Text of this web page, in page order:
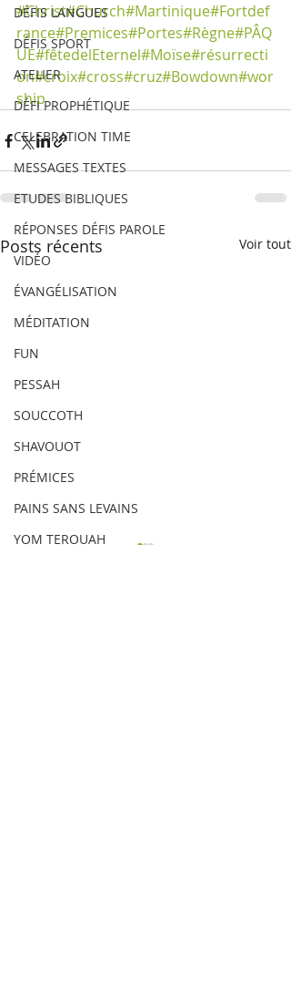
DÉFIS LANGUES
DÉFIS SPORT
ATELIER
DÉFI PROPHÉTIQUE
CELEBRATION TIME
MESSAGES TEXTES
ETUDES BIBLIQUES
RÉPONSES DÉFIS PAROLE
VIDÉO
ÉVANGÉLISATION
MÉDITATION
FUN
PESSAH
SOUCCOTH
SHAVOUOT
PRÉMICES
PAINS SANS LEVAINS
YOM TEROUAH
#Christ#Church#Martinique#Fortdef
rance#Premices#Portes#Règne#PÂQ
UE#fêtedelEternel#Moïse#résurrecti
on#croix#cross#cruz#Bowdown#wor
ship
Posts récents Voir tout